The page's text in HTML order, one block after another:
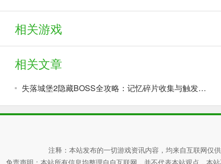
相关游戏
相关文章
失落城堡2隐藏BOSS全攻略：记忆碎片收集与触发条件详解
注释：本站发布的一切游戏资讯内容，均来自互联网仅
免责声明：本站所有信息均整理自自互联网，并不代表本站观点，本